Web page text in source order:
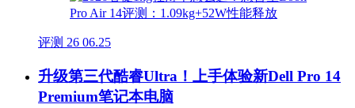
评测 26 06.25
升级第三代酷睿Ultra！上手体验新Dell Pro 14
Premium笔记本电脑